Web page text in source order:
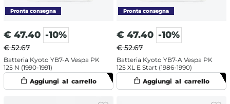
€ 47.40 -10%
€ 52.67
Batteria Kyoto YB7-A Vespa PK
125 N (1990-1991)
€ 47.40 -10%
€ 52.67
Batteria Kyoto YB7-A Vespa PK
125 XL E Start (1986-1990)